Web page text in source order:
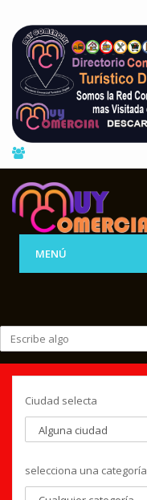
MENÚ
Ciudad selecta
selecciona una categoría